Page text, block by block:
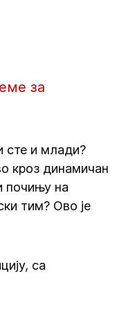
за
сте и млади?
кроз динамичан
почињу на
тим? Ово је
са